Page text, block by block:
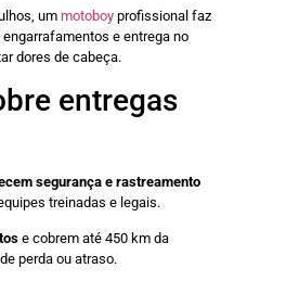
um motoboy profissional faz
e entrega no
dores de cabeça.
entregas
segurança e rastreamento
treinadas e legais.
e cobrem até 450 km da
perda ou atraso.